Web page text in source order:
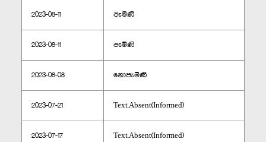
2023-08-11 පැමිණි
2023-08-11 පැමිණි
2023-08-08 නොපැමිණි
2023-07-21 Text.Absent(Informed)
2023-07-17 Text.Absent(Informed)